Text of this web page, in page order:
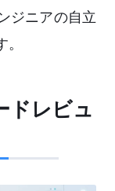
ジニアの自立
ドレビュ